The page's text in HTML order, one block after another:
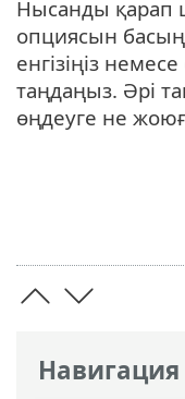
Нысанды қарап
опциясын
енгізіңіз
таңдаңыз. Әрі
өңдеуге не